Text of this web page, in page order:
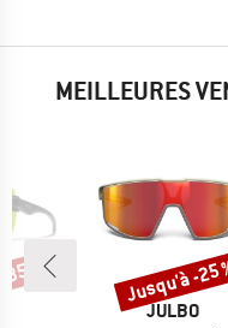
MEILLEURES
%
MARQUE
JULBO
Remise
Jusqu'à -25